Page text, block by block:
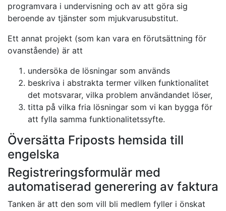
programvara i undervisning och av att göra sig
beroende av tjänster som mjukvarusubstitut.
Ett annat projekt (som kan vara en förutsättning för
ovanstående) är att
undersöka de lösningar som används
beskriva i abstrakta termer vilken funktionalitet
det motsvarar, vilka problem användandet löser,
titta på vilka fria lösningar som vi kan bygga för
att fylla samma funktionalitetssyfte.
Översätta Friposts hemsida till
engelska
Registreringsformulär med
automatiserad generering av faktura
Tanken är att den som vill bli medlem fyller i önskat